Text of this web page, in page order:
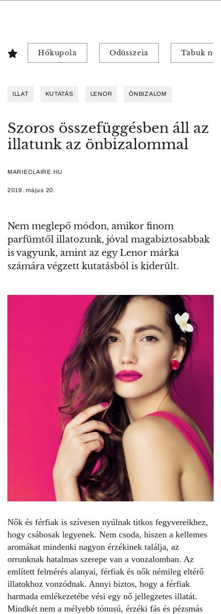
Hőkupola Odüsszeia Tabuk
ILLAT KUTATÁS LENOR ÖNBIZALOM
Szoros összefüggésben áll az
illatunk az önbizalommal
MARIECLAIRE.HU
2019. május 20.
Nem meglepő módon, amikor finom
parfümtől illatozunk, jóval magabiztosabbak
is vagyunk, amint az egy Lenor márka
számára végzett kutatásból is kiderült.
Nők és férfiak is szívesen nyúlnak titkos fegyvereikhez,
hogy csábosak legyenek. Nem csoda, hiszen a kellemes
aromákat mindenki nagyon érzékinek találja, az
orrunknak hatalmas szerepe van a vonzalomban. Az
említett felmérés alanyai, férfiak és nők némileg eltérő
illatokhoz vonzódnak. Annyi biztos, hogy a férfiak
harmada emlékezetébe vési egy nő jellegzetes illatát.
Mindkét nem a mélyebb tónusú, érzéki fás és pézsmás